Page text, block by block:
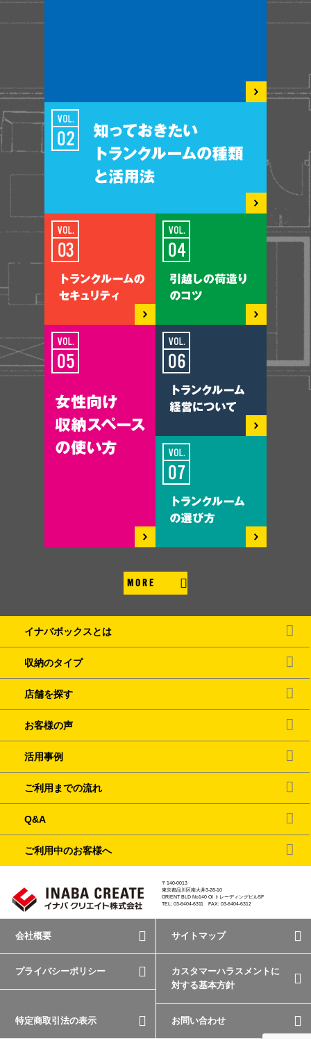
MORE
イナバボックスとは
収納のタイプ
店舗を探す
お客様の声
活用事例
ご利用までの流れ
Q&A
ご利用中のお客様へ
〒140-0013
東京都品川区南大井3-28-10
ORIENT BLD No140 OI トレーディングビル5F
TEL: 03-6404-6311 FAX: 03-6404-6312
会社概要 サイトマップ
プライバシーポリシー
カスタマーハラスメントに
対する基本方針
特定商取引法の表示 お問い合わせ